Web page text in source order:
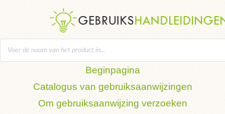
Beginpagina
Catalogus van gebruiksaanwijzingen
Om gebruiksaanwijzing verzoeken